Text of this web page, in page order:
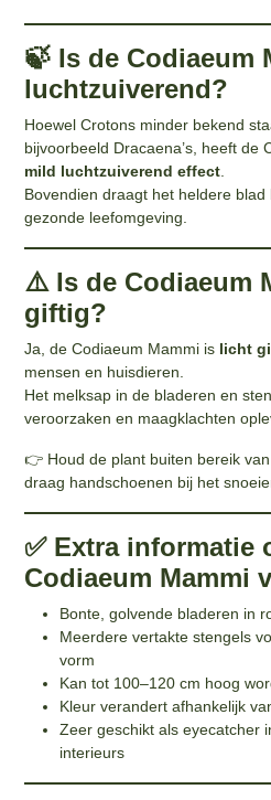
🍃 Is de Codiaeum
luchtzuiverend?
Hoewel Crotons minder bekend
bijvoorbeeld Dracaena’s, heeft de
mild luchtzuiverend effect
Bovendien draagt het heldere
gezonde leefomgeving.
⚠️ Is de Codiaeum
giftig?
Ja, de Codiaeum Mammi is licht
mensen en huisdieren.
Het melksap in de bladeren en
veroorzaken en maagklachten
👉 Houd de plant buiten bereik
draag handschoenen bij het
✅ Extra informatie
Codiaeum Mammi
Bonte, golvende bladeren in
Meerdere vertakte stengels
vorm
Kan tot 100–120 cm hoog
Kleur verandert afhankelijk
Zeer geschikt als eyecatcher
interieurs